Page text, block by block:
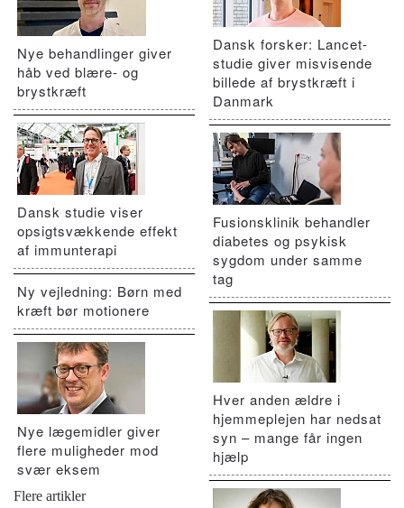
Nye behandlinger giver
håb ved blære- og
brystkræft
Dansk studie viser
opsigtsvækkende effekt
af immunterapi
Ny vejledning: Børn med
kræft bør motionere
Nye lægemidler giver
flere muligheder mod
svær eksem
Flere artikler
Dansk forsker: Lancet-
studie giver misvisende
billede af brystkræft i
Danmark
Fusionsklinik behandler
diabetes og psykisk
sygdom under samme
tag
Hver anden ældre i
hjemmeplejen har nedsat
syn – mange får ingen
hjælp